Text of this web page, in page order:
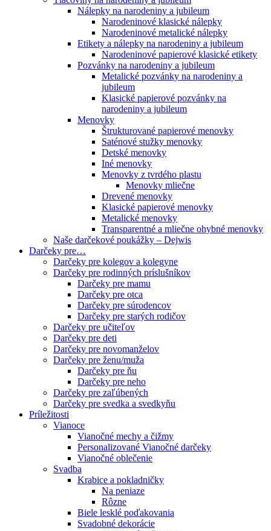
Nálepky na narodeniny a jubileum
Narodeninové klasické nálepky
Narodeninové metalické nálepky
Etikety a nálepky na narodeniny a jubileum
Narodeninové papierové klasické etikety
Pozvánky na narodeniny a jubileum
Metalické pozvánky na narodeniny a
jubileum
Klasické papierové pozvánky na
narodeniny a jubileum
Menovky
Štrukturované papierové menovky
Saténové stužky menovky
Detské menovky
Iné menovky
Menovky z tvrdého plastu
Menovky mliečne
Drevené menovky
Klasické papierové menovky
Metalické menovky
Transparentné a mliečne ohybné menovky
Naše darčekové poukážky – Dejwis
Darčeky pre…
Darčeky pre kolegov a kolegyne
Darčeky pre rodinných príslušníkov
Darčeky pre mamu
Darčeky pre otca
Darčeky pre súrodencov
Darčeky pre starých rodičov
Darčeky pre učiteľov
Darčeky pre deti
Darčeky pre novomanželov
Darčeky pre ženu/muža
Darčeky pre ňu
Darčeky pre neho
Darčeky pre zaľúbených
Darčeky pre svedka a svedkyňu
Príležitosti
Vianoce
Vianočné mechy a čižmy
Personalizované Vianočné darčeky
Vianočné oblečenie
Svadba
Krabice a pokladničky
Na peniaze
Rôzne
Biele lesklé poďakovania
Svadobné dekorácie